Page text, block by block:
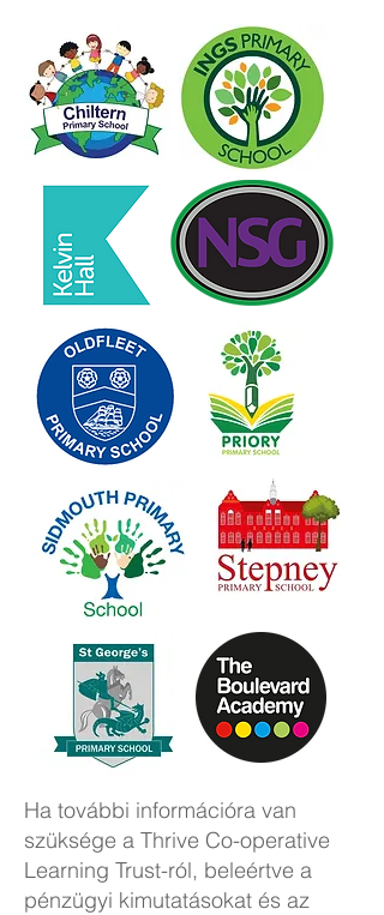
Ha további információra van
szüksége a Thrive Co-operative
Learning Trust-ról, beleértve a
pénzügyi kimutatásokat és az